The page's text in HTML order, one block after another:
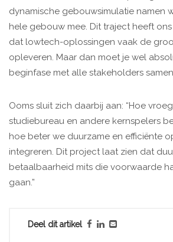
dynamische gebouwsimulatie namen
hele gebouw mee. Dit traject heeft
dat lowtech-oplossingen vaak de
opleveren. Maar dan moet je wel
beginfase met alle stakeholders
Ooms sluit zich daarbij aan: “Hoe
studiebureau en andere kernspelers
hoe beter we duurzame en efficiënte
integreren. Dit project laat zien dat
betaalbaarheid mits die voorwaarde
gaan.”
Deel dit artikel